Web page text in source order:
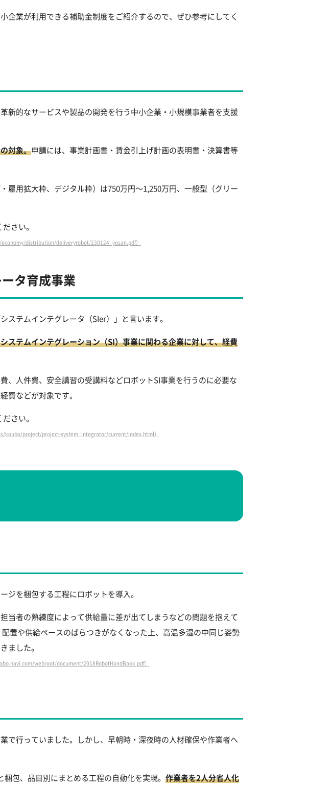
企業が利用できる補助金制度をご紹介するので、ぜひ参考にしてく
新的なサービスや製品の開発を行う中小企業・小規模事業者を支援
対象。申請には、事業計画書・賃金引上げ計画の表明書・決算書等
用拡大枠、デジタル枠）は750万円～1,250万円、一般型（グリー
さい。
distribution/deliveryrobot/230124_yosan.pdf）
タ育成事業
テムインテグレータ（SIer）」と言います。
ステムインテグレーション（SI）事業に関わる企業に対して、経費
、人件費、安全講習の受講料などロボットSI事業を行うのに必要な
費などが対象です。
さい。
koubo/project/project-system_integrator/current/index.html）
ジを梱包する工程にロボットを導入。
当者の熟練度によって供給量に差が出てしまうなどの問題を抱えて
配置や供給ペースのばらつきがなくなった上、高温多湿の中同じ姿勢
ました。
navi.com/webroot/document/2018RobotHandBook.pdf）
で行っていました。しかし、早朝時・深夜時の人材確保や作業者へ
包、品目別にまとめる工程の自動化を実現。 作業者を2人分省人化